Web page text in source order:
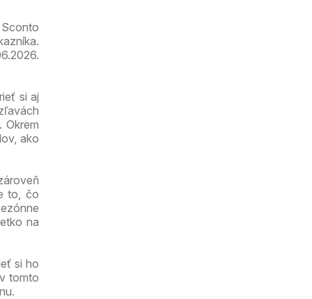
si aj
Okrem
ako
to, čo
na
si ho
tomto